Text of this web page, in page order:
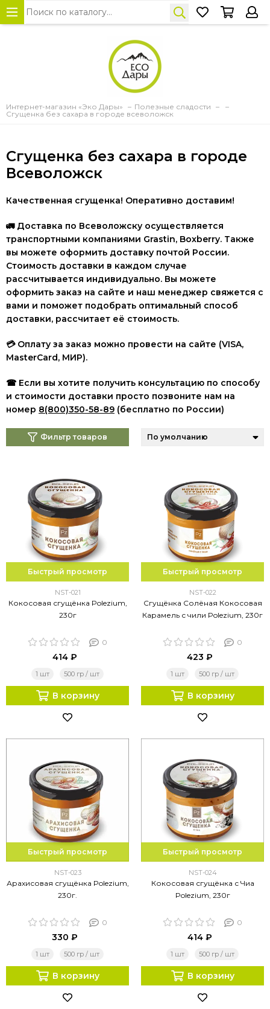
Интернет-магазин «Эко Дары»
Полезные сладости
Сгущенка без сахара в городе всеволожск
Сгущенка без сахара в городе
Всеволожск
Качественная сгущенка! Оперативно доставим!
🚛 Доставка по Всеволожску осуществляется
транспортными компаниями Grastin, Boxberry. Также
вы можете оформить доставку почтой России.
Стоимость доставки в каждом случае
рассчитывается индивидуально. Вы можете
оформить заказ на сайте и наш менеджер свяжется с
вами и поможет подобрать оптимальный способ
доставки, рассчитает её стоимость.
💳 Оплату за заказ можно провести на сайте (VISA,
MasterCard, МИР).
☎ Если вы хотите получить консультацию по способу
и стоимости доставки просто позвоните нам на
номер 8(800)350-58-89 (бесплатно по России)
Фильтр товаров
Быстрый просмотр
NST-021
Кокосовая сгущёнка Polezium,
230г
0
414 ₽
1 шт 500 гр / шт
В корзину
Быстрый просмотр
NST-022
Сгущёнка Солёная Кокосовая
Карамель с чили Polezium, 230г
0
423 ₽
1 шт 500 гр / шт
В корзину
Быстрый просмотр
NST-023
Арахисовая сгущёнка Polezium,
230г.
0
330 ₽
1 шт 500 гр / шт
В корзину
Быстрый просмотр
NST-024
Кокосовая сгущёнка с Чиа
Polezium, 230г
0
414 ₽
1 шт 500 гр / шт
В корзину